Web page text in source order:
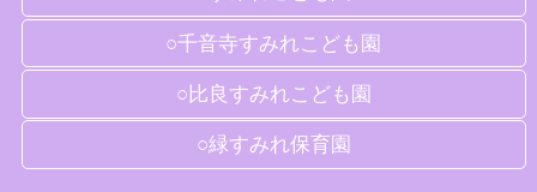
○千音寺すみれこども園
○比良すみれこども園
○緑すみれ保育園